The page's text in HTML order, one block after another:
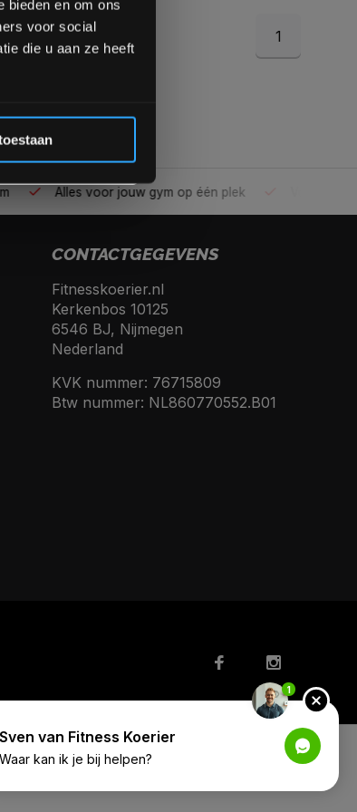
bieden en om ons
voor social
die u aan ze heeft
1
Alles voor jouw gym op één plek
CONTACTGEGEVENS
Fitnesskoerier.nl
Kerkenbos 10125
6546 BJ, Nijmegen
Nederland
KVK nummer: 76715809
Btw nummer: NL860770552.B01
Inschrijven
1
Sven van Fitness Koerier
Waar kan ik je bij helpen?